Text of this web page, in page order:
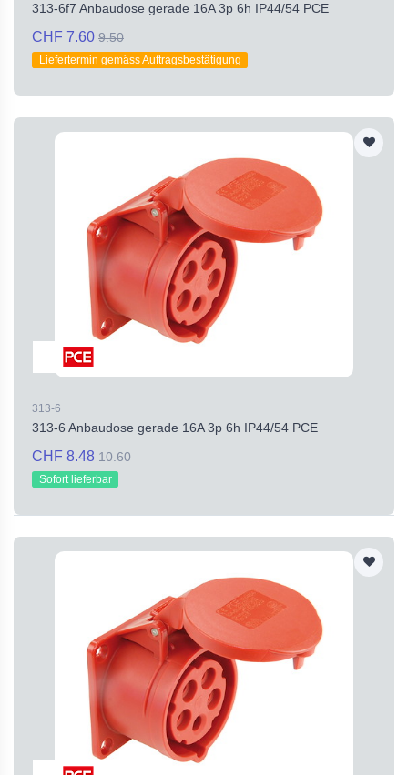
313-6f7 Anbaudose gerade 16A 3p 6h IP44/54 PCE
CHF 7.60 9.50
Liefertermin gemäss Auftragsbestätigung
313-6
313-6 Anbaudose gerade 16A 3p 6h IP44/54 PCE
CHF 8.48 10.60
Sofort lieferbar